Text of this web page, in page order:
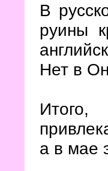
В
руины
Нет в
а в мае